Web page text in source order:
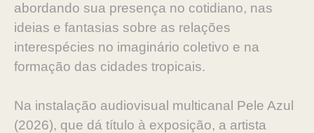
abordando sua presença no cotidiano, nas
ideias e fantasias sobre as relações
interespécies no imaginário coletivo e na
formação das cidades tropicais.
Na instalação audiovisual multicanal Pele Azul
(2026), que dá título à exposição, a artista